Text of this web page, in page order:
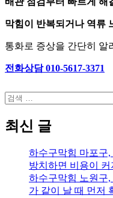
막힘이 반복되거나 역류
통화로 증상을 간단히 알
전화상담 010-5617-3371
최신 글
하수구막힘 마포구
방치하면 비용이 커
하수구막힘 노원구
가 같이 날 때 먼저